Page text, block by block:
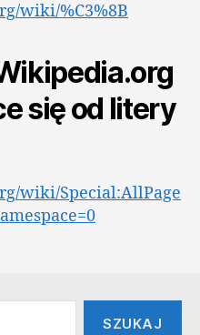
wiki/%C3%8B
się od litery
wiki/Special:AllPage